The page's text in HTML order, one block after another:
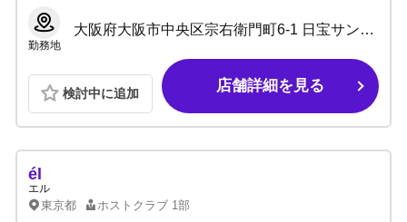
勤務地
大阪府大阪市中央区宗右衛門町6-1 日宝サンロードビル6F
検討中に追加 店舗詳細を見る
él
エル
東京都 ホストクラブ 1部